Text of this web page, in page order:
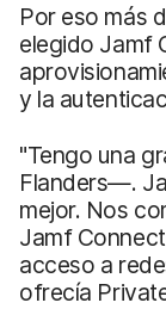
Por eso más
elegido Jamf
y la
"Tengo una
Flanders—.
mejor. Nos
Jamf
acceso a
ofrecía